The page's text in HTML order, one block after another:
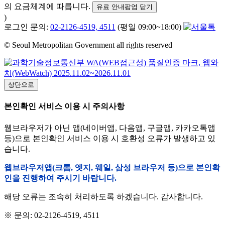
의 요금체계에 따릅니다.
유료 안내팝업 닫기
)
로그인 문의: 02-2126-4519, 4511 (평일 09:00~18:00)
© Seoul Metropolitan Government all rights reserved
상단으로
본인확인 서비스 이용 시 주의사항
웹브라우저가 아닌 앱(네이버앱, 다음앱, 구글앱, 카카오톡앱
등)으로 본인확인 서비스 이용 시 호환성 오류가 발생하고 있
습니다.
웹브라우저앱(크롬, 엣지, 웨일, 삼성 브라우저 등)으로 본인확
인을 진행하여 주시기 바랍니다.
해당 오류는 조속히 처리하도록 하겠습니다. 감사합니다.
※ 문의: 02-2126-4519, 4511